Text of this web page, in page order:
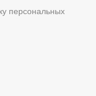
персональных